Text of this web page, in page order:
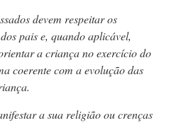
devem respeitar os
pais e, quando aplicável,
a criança no exercício do
coerente com a evolução das
a sua religião ou crenças